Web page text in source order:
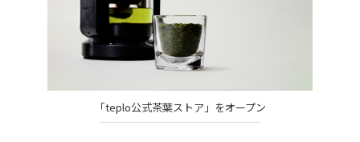
「teplo公式茶葉ストア」をオープン